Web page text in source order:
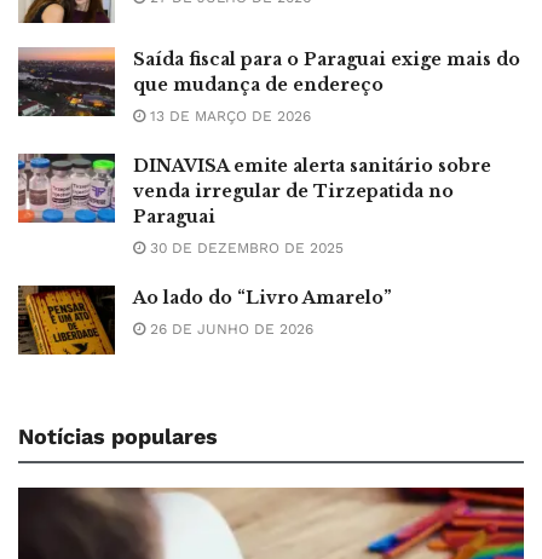
Saída fiscal para o Paraguai exige mais do
que mudança de endereço
13 DE MARÇO DE 2026
DINAVISA emite alerta sanitário sobre
venda irregular de Tirzepatida no
Paraguai
30 DE DEZEMBRO DE 2025
Ao lado do “Livro Amarelo”
26 DE JUNHO DE 2026
Notícias populares